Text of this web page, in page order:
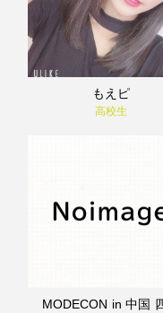
もえピ
高校生
MODECON in 中国